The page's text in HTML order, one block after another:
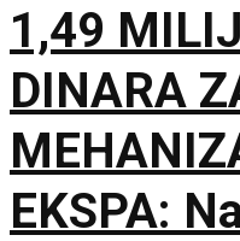
1,49
DINARA
EKSPA: